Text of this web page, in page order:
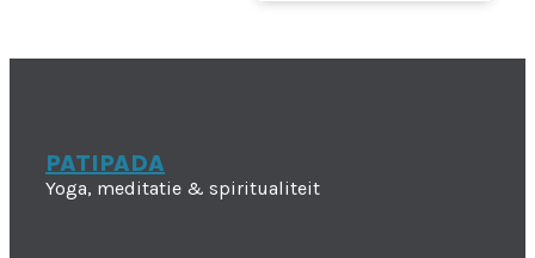
PATIPADA
Yoga, meditatie & spiritualiteit